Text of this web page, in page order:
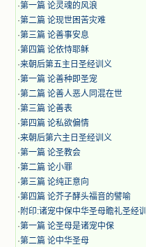
·第一篇 论灵魂的风浪
·第二篇 论现世困苦灾难
·第三篇 论善事安息
·第四篇 论依恃耶稣
·来朝后第五主日圣经训义
·第一篇 论善种即圣宠
·第二篇 论善人恶人同混在世
·第三篇 论善表
·第四篇 论私欲偏情
·来朝后第六主日圣经训义
·第一篇 论圣教会
·第二篇 论小罪
·第三篇 论纯正意向
·第四篇 论芥子酵头福音的譬喻
· 附印:诸宠中保中华圣母瞻礼圣经训
·第一篇 论圣母是诸宠中保
·第二篇 论中华圣母